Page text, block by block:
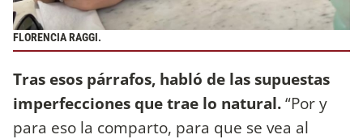
FLORENCIA RAGGI.
Tras esos párrafos, habló de las supuestas
imperfecciones que trae lo natural.“Por y
para eso la comparto, para que se vea al